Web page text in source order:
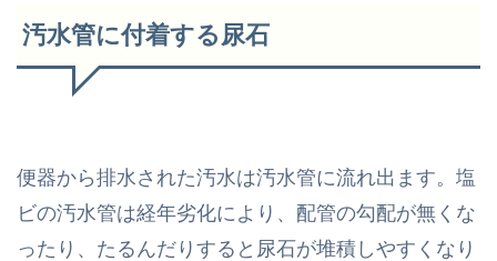
汚水管に付着する尿石
便器から排水された汚水は汚水管に流れ出ます。塩
ビの汚水管は経年劣化により、配管の勾配が無くな
ったり、たるんだりすると尿石が堆積しやすくなり